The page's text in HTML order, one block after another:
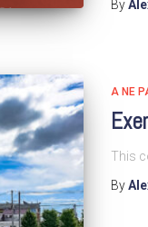
By
A NE
This
By